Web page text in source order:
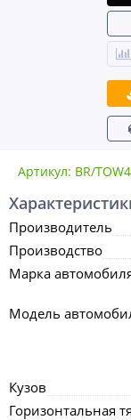
Артикул: BR/
Производитель
Производство
Марка
Модель
Кузов
Горизонтальная